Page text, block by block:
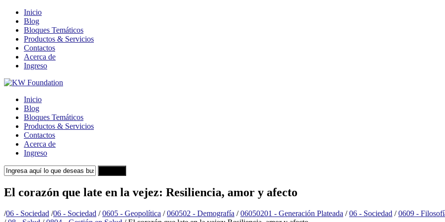
Inicio
Blog
Bloques Temáticos
Productos & Servicios
Contactos
Acerca de
Ingreso
Inicio
Blog
Bloques Temáticos
Productos & Servicios
Contactos
Acerca de
Ingreso
El corazón que late en la vejez: Resiliencia, amor y afecto
/06 - Sociedad /06 - Sociedad / 0605 - Geopolítica / 060502 - Demografía / 06050201 - Generación Plateada / 06 - Sociedad / 0609 -